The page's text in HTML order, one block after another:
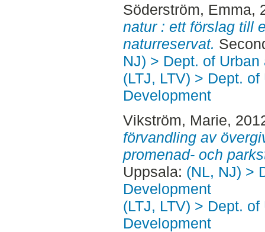
Söderström, Emma,
natur : ett förslag till
naturreservat.
NJ) > Dept. of
(LTJ, LTV) > Dept.
Development
Vikström, Marie,
förvandling av
promenad- och
Uppsala: (NL, NJ) >
Development
(LTJ, LTV) > Dept.
Development